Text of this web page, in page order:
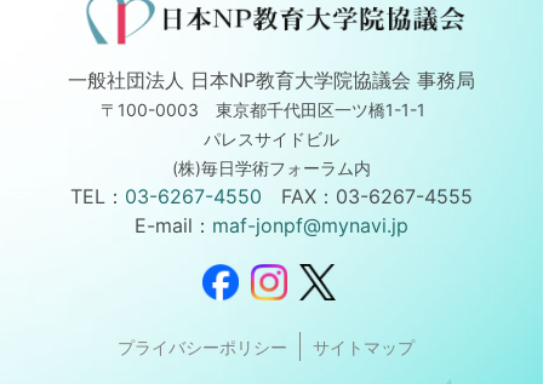
一般社団法人 日本NP教育大学院協議会 事務局
〒100-0003 東京都千代田区一ツ橋1-1-1
パレスサイドビル
(株)毎日学術フォーラム内
TEL： 03-6267-4550 FAX：03-6267-4555
E-mail： maf-jonpf@mynavi.jp
プライバシーポリシー サイトマップ